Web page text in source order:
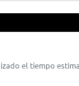
el tiempo